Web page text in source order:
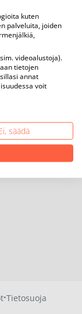
·Tietosuoja
kuten
palveluita, joiden
videoalustoja).
tietojen
annat
voit
säädä